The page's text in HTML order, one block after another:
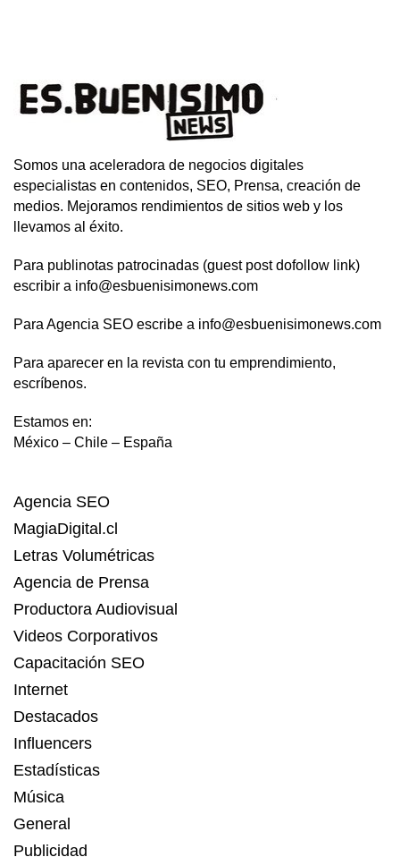
Somos una aceleradora de negocios digitales
especialistas en contenidos, SEO, Prensa, creación de
medios. Mejoramos rendimientos de sitios web y los
llevamos al éxito.
Para publinotas patrocinadas (guest post dofollow link)
escribir a info@esbuenisimonews.com
Para Agencia SEO escribe a info@esbuenisimonews.com
Para aparecer en la revista con tu emprendimiento,
escríbenos.
Estamos en:
México – Chile – España
Agencia SEO
MagiaDigital.cl
Letras Volumétricas
Agencia de Prensa
Productora Audiovisual
Videos Corporativos
Capacitación SEO
Internet
Destacados
Influencers
Estadísticas
Música
General
Publicidad